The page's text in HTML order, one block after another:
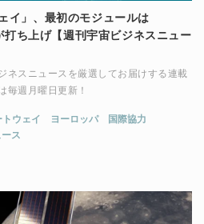
イ」、最初のモジュールは
ち上げ【週刊宇宙ビジネスニュー
ネスニュースを厳選してお届けする連載
毎週月曜日更新！
トウェイ ヨーロッパ
国際協力
ス